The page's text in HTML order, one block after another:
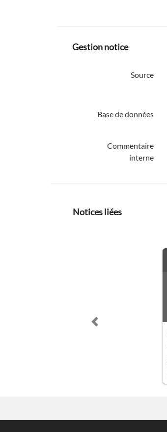
Gestion notice
Source
Base de données
Commentaire
interne
Notices liées
Previous slide